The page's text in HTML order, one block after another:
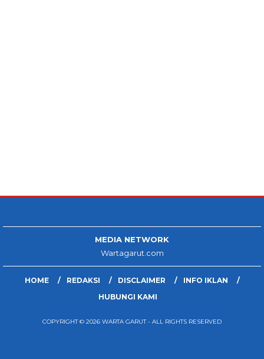
MEDIA NETWORK
Wartagarut.com
HOME REDAKSI DISCLAIMER
INFO IKLAN
HUBUNGI KAMI
COPYRIGHT © 2026 WARTA GARUT - ALL RIGHTS RESERVED